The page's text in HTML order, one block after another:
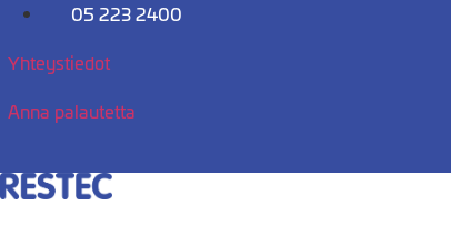
Mene
05 223 2400
Yhteystiedot
Anna palautetta